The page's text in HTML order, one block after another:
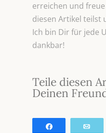
erreichen und
diesen Artikel teilst
Ich bin Dir für jede
dankbar!
Teile diesen
Deinen